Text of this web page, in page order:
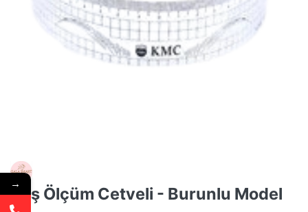
Kaş Ölçüm Cetveli - Burunlu Model
→